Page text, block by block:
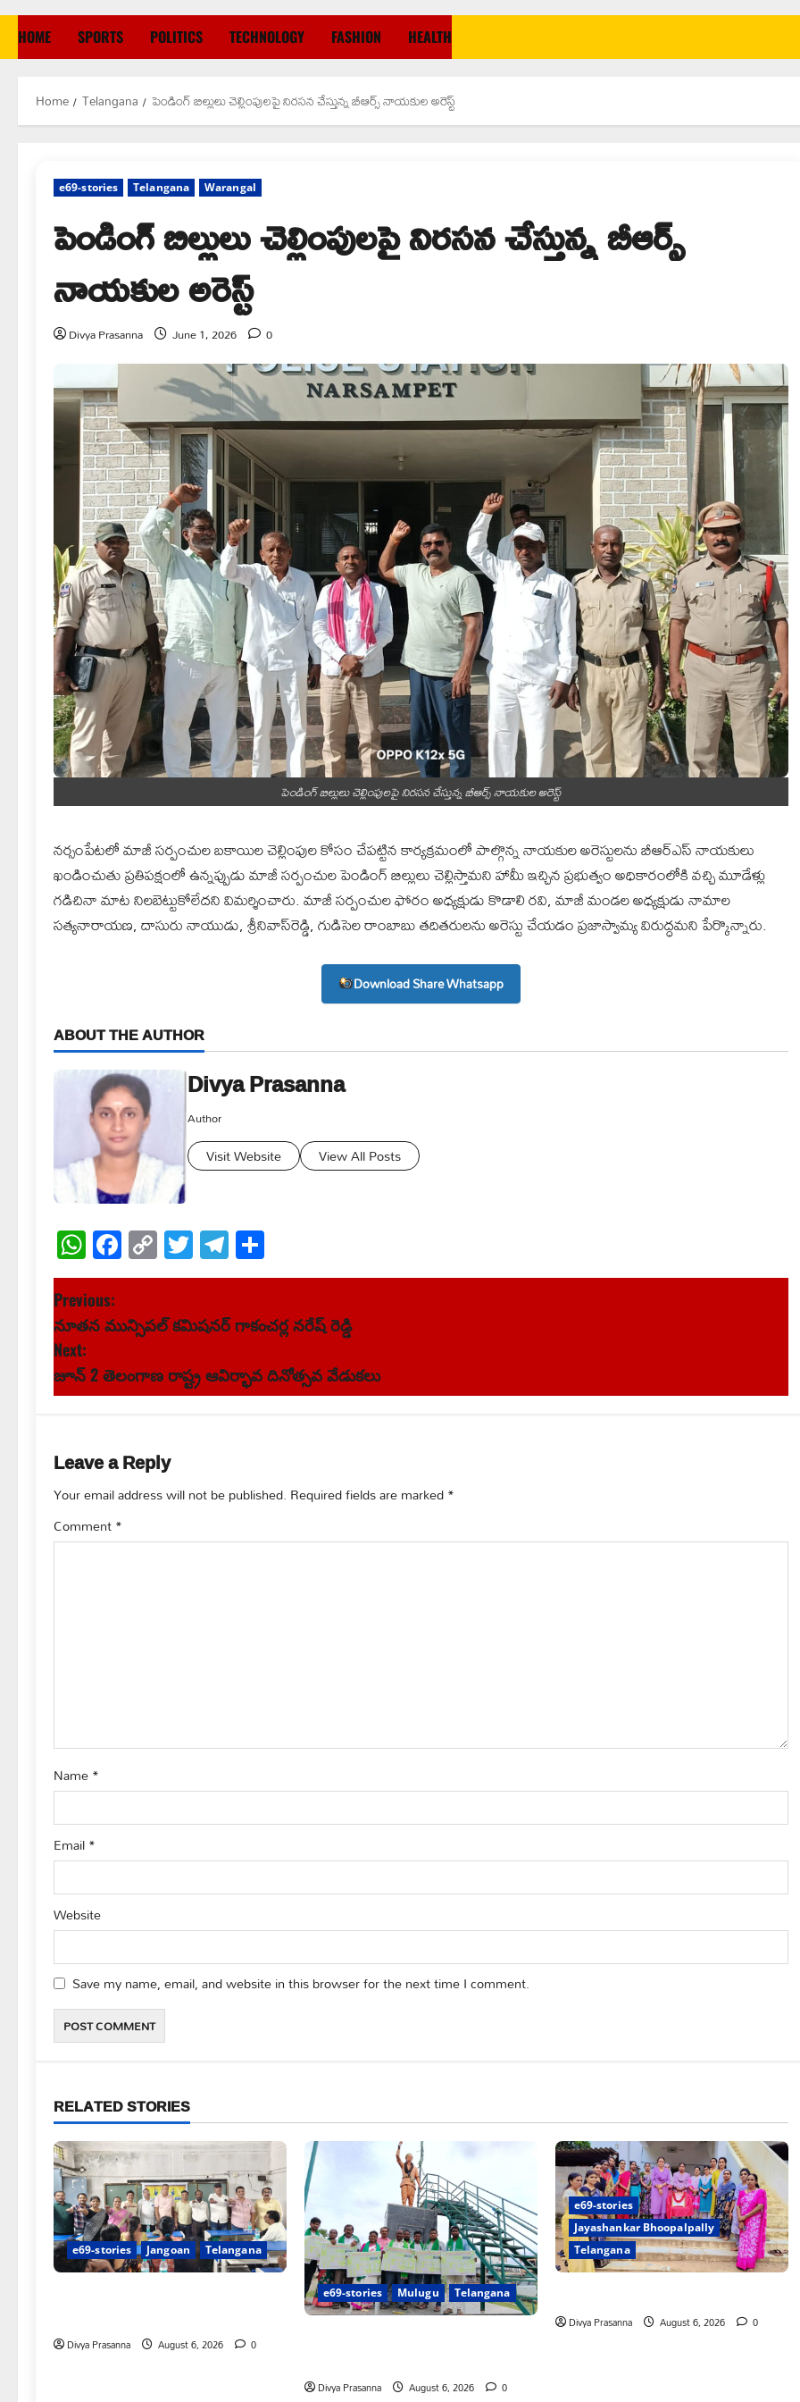
HOME SPORTS POLITICS TECHNOLOGY FASHION HEALTH
Home Telangana పెండింగ్ బిల్లులు చెల్లింపులపై నిరసన చేస్తున్న బీఆర్స్ నాయకుల అరెస్ట్
e69-stories Telangana Warangal
పెండింగ్ బిల్లులు చెల్లింపులపై నిరసన చేస్తున్న బీఆర్స్
నాయకుల అరెస్ట్
Divya Prasanna June 1, 2026 0
పెండింగ్ బిల్లులు చెల్లింపులపై నిరసన చేస్తున్న బీఆర్స్ నాయకుల అరెస్ట్
నర్సంపేటలో మాజీ సర్పంచుల బకాయిల చెల్లింపుల కోసం చేపట్టిన కార్యక్రమంలో పాల్గొన్న నాయకుల అరెస్టులను బీఆర్‌ఎస్ నాయకులు
ఖండించుతు ప్రతిపక్షంలో ఉన్నప్పుడు మాజీ సర్పంచుల పెండింగ్ బిల్లులు చెల్లిస్తామని హామీ ఇచ్చిన ప్రభుత్వం అధికారంలోకి వచ్చి మూడేళ్లు
గడిచినా మాట నిలబెట్టుకోలేదని విమర్శించారు. మాజీ సర్పంచుల ఫోరం అధ్యక్షుడు కొడాలి రవి, మాజీ మండల అధ్యక్షుడు నామాల
సత్యనారాయణ, దాసురు నాయుడు, శ్రీనివాస్‌రెడ్డి, గుడిసెల రాంబాబు తదితరులను అరెస్టు చేయడం ప్రజాస్వామ్య విరుద్ధమని పేర్కొన్నారు.
Download Share Whatsapp
ABOUT THE AUTHOR
Divya Prasanna
Author
Visit Website View All Posts
WhatsApp
Facebook
Copy
Link
TwitterTelegram
P
o
s
n
a
v
o
n
Previous:
నూతన మున్సిపల్ కమిషనర్ గాకంచర్ల నరేష్ రెడ్డి
Next:
జూన్ 2 తెలంగాణ రాష్ట్ర ఆవిర్భావ దినోత్సవ వేడుకలు
Leave a Reply
Your email address will not be published. Required fields are marked*
Comment*
Name*
Email*
Website
Save my name, email, and website in this browser for the next time I comment.
RELATED STORIES
e69-stories Jangoan Telangana
Divya Prasanna August 6, 2026 0
e69-stories Mulugu Telangana
Divya Prasanna August 6, 2026 0
e69-stories
Jayashankar Bhoopalpally
Telangana
Divya Prasanna August 6, 2026 0